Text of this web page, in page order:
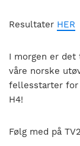
Resultater HER
I morgen er det
våre norske
fellesstarter for
H4!
Følg med på